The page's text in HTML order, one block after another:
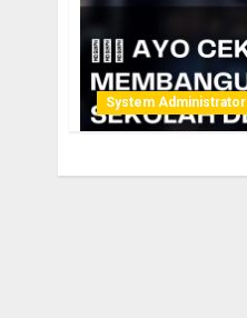
System Administrator